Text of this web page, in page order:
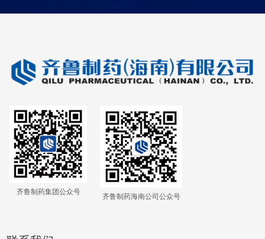
齐鲁制药集团公众号
齐鲁制药海南公司公众号